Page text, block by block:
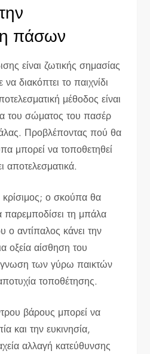
πάσων
είναι ζωτικής σημασίας
διακόπτει το παιχνίδι
μέθοδος είναι
του σώματος του πασέρ
Προβλέποντας πού θα
μπορεί να τοποθετηθεί
αποτελεσματικά.
κρίσιμος; ο σκούπα θα
παρεμποδίσει τη μπάλα
ο αντίπαλος κάνει την
οξεία αίσθηση του
των γύρω παικτών
τοποθέτησης.
βάρους μπορεί να
και την ευκινησία,
αλλαγή κατεύθυνσης